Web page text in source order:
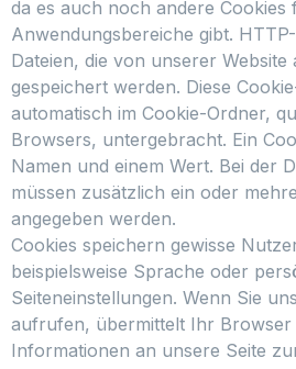
da es auch noch andere Cookies
Anwendungsbereiche gibt.
Dateien, die von unserer
gespeichert werden. Diese
automatisch im Cookie-Ordner,
Browsers, untergebracht. Ein
Namen und einem Wert. Bei der
müssen zusätzlich ein oder
angegeben werden.
Cookies speichern gewisse
beispielsweise Sprache oder
Seiteneinstellungen. Wenn Sie
aufrufen, übermittelt Ihr Browser
Informationen an unsere Seite